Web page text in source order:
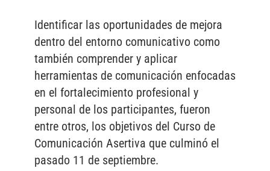
Identificar las oportunidades de mejora
dentro del entorno comunicativo como
también comprender y aplicar
herramientas de comunicación enfocadas
en el fortalecimiento profesional y
personal de los participantes, fueron
entre otros, los objetivos del Curso de
Comunicación Asertiva que culminó el
pasado 11 de septiembre.